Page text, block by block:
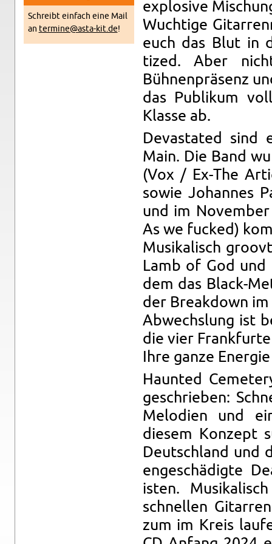
Schreibt ein­fach eine Mail
an termine@​asta-​kit.​de!
ex­plo­sive
Wuchtige
euch das Blut in
tized. Aber
Bühnenpräsenz
das Pub­likum
Klasse ab.
Dev­as­tated sind
Main. Die Band
(Vox / Ex-The
sowie Jo­hannes
und im
As we fucked)
Musikalisch
Lamb of God
dem das Black-
der Break­down
Ab­wech­slung ist
die vier
Ihre ganze
Haunted
geschrieben:
Melo­dien und
diesem Konzept
Deutsch­land und
engeschädigte
isten.
schnellen
zum im Kreis